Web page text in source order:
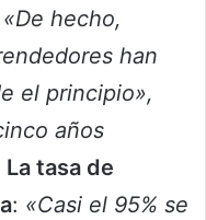
«De hecho,
han
el principio»,
años
La tasa de
: «Casi el 95% se